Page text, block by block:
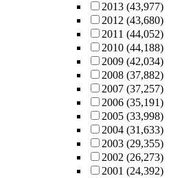
2013 (43,977)
2012 (43,680)
2011 (44,052)
2010 (44,188)
2009 (42,034)
2008 (37,882)
2007 (37,257)
2006 (35,191)
2005 (33,998)
2004 (31,633)
2003 (29,355)
2002 (26,273)
2001 (24,392)